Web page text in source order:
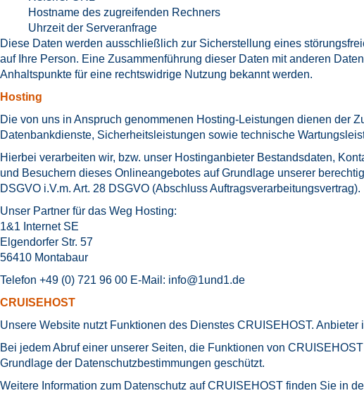
Hostname des zugreifenden Rechners
Uhrzeit der Serveranfrage
Diese Daten werden ausschließlich zur Sicherstellung eines
auf Ihre Person. Eine Zusammenführung dieser Daten mit anderen
Anhaltspunkte für eine rechtswidrige Nutzung bekannt werden.
Hosting
Die von uns in Anspruch genommenen Hosting-Leistungen dienen der
Datenbankdienste, Sicherheitsleistungen sowie technische
Hierbei verarbeiten wir, bzw. unser Hostinganbieter Bestandsdaten,
und Besuchern dieses Onlineangebotes auf Grundlage unserer
DSGVO i.V.m. Art. 28 DSGVO (Abschluss Auftragsverarbeitungsvertrag).
Unser Partner für das Weg Hosting:
1&1 Internet SE
Elgendorfer Str. 57
56410 Montabaur
Telefon +49 (0) 721 96 00 E-Mail: info@1und1.de
CRUISEHOST
Unsere Website nutzt Funktionen des Dienstes CRUISEHOST.
Bei jedem Abruf einer unserer Seiten, die Funktionen von
Grundlage der Datenschutzbestimmungen geschützt.
Weitere Information zum Datenschutz auf CRUISEHOST finden Sie in